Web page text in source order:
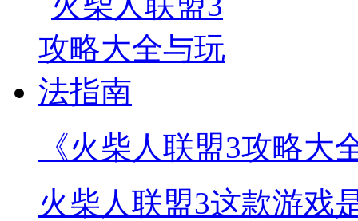
《火柴人联盟3攻略大
火柴人联盟3这款游戏